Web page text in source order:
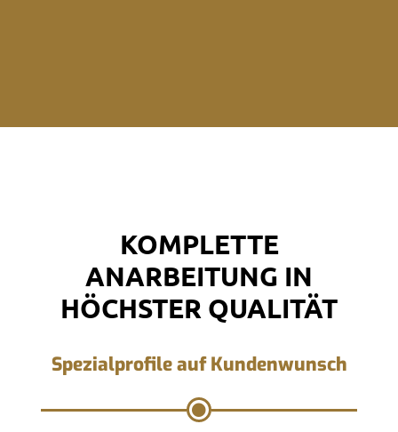
KOMPLETTE
ANARBEITUNG IN
HÖCHSTER QUALITÄT
Spezialprofile auf Kundenwunsch